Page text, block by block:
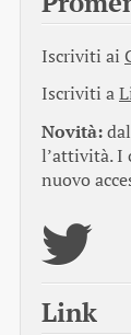
Iscriviti ai
Iscriviti a
Novità:
l’attività. I
nuovo
Link